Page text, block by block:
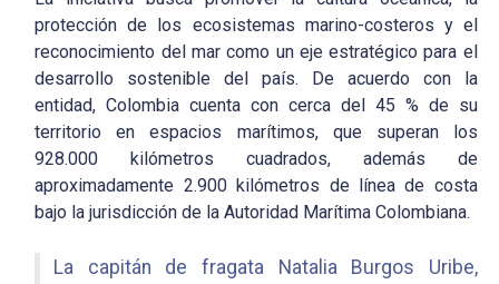
protección de los ecosistemas marino-costeros y el
reconocimiento del mar como un eje estratégico para el
desarrollo sostenible del país. De acuerdo con la
entidad, Colombia cuenta con cerca del 45 % de su
territorio en espacios marítimos, que superan los
928.000 kilómetros cuadrados, además de
aproximadamente 2.900 kilómetros de línea de costa
bajo la jurisdicción de la Autoridad Marítima Colombiana.
La capitán de fragata Natalia Burgos Uribe,